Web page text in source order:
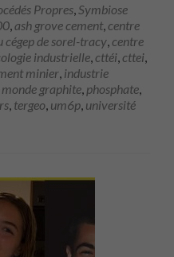
Propres,Symbiose
,ash grove cement,centre
cégep de sorel-tracy,centre
industrielle,cttéi,cttei,
minier, industrie
graphite, phosphate,
, tergeo, um6p, université